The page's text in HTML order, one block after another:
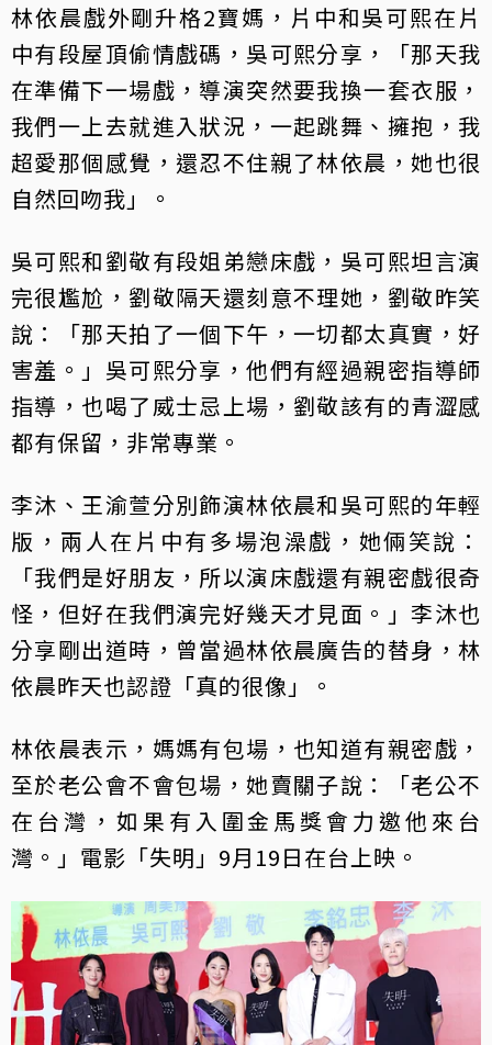
林依晨戲外剛升格2寶媽，片中和吳可熙在片
中有段屋頂偷情戲碼，吳可熙分享，「那天我
在準備下一場戲，導演突然要我換一套衣服，
我們一上去就進入狀況，一起跳舞、擁抱，我
超愛那個感覺，還忍不住親了林依晨，她也很
自然回吻我」。
吳可熙和劉敬有段姐弟戀床戲，吳可熙坦言演
完很尷尬，劉敬隔天還刻意不理她，劉敬昨笑
說：「那天拍了一個下午，一切都太真實，好
害羞。」吳可熙分享，他們有經過親密指導師
指導，也喝了威士忌上場，劉敬該有的青澀感
都有保留，非常專業。
李沐、王渝萱分別飾演林依晨和吳可熙的年輕
版，兩人在片中有多場泡澡戲，她倆笑說：
「我們是好朋友，所以演床戲還有親密戲很奇
怪，但好在我們演完好幾天才見面。」李沐也
分享剛出道時，曾當過林依晨廣告的替身，林
依晨昨天也認證「真的很像」。
林依晨表示，媽媽有包場，也知道有親密戲，
至於老公會不會包場，她賣關子說：「老公不
在台灣，如果有入圍金馬獎會力邀他來台
灣。」電影「失明」9月19日在台上映。